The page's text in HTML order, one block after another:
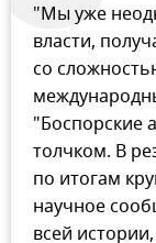
"Мы уже
власти,
со
"Боспорские
толчком. В
по итогам
научное
всей